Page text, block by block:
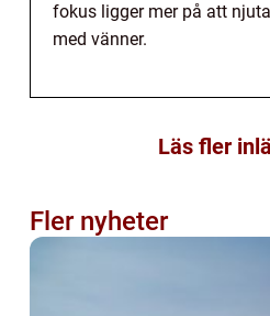
fokus ligger mer på att
med vänner.
Läs fler
Fler nyheter